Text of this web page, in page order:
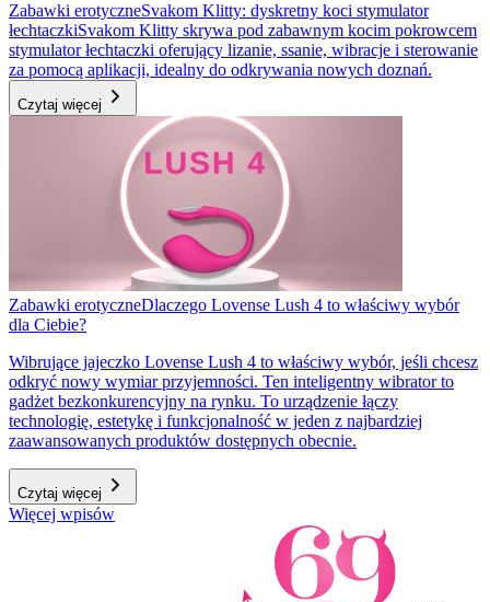
Zabawki erotyczneSvakom Klitty: dyskretny koci stymulator
łechtaczkiSvakom Klitty skrywa pod zabawnym kocim pokrowcem
stymulator łechtaczki oferujący lizanie, ssanie, wibracje i sterowanie
za pomocą aplikacji, idealny do odkrywania nowych doznań.
Czytaj więcej
Zabawki erotyczneDlaczego Lovense Lush 4 to właściwy wybór
dla Ciebie?
Wibrujące jajeczko Lovense Lush 4 to właściwy wybór, jeśli chcesz
odkryć nowy wymiar przyjemności. Ten inteligentny wibrator to
gadżet bezkonkurencyjny na rynku. To urządzenie łączy
technologię, estetykę i funkcjonalność w jeden z najbardziej
zaawansowanych produktów dostępnych obecnie.
Czytaj więcej
Więcej wpisów